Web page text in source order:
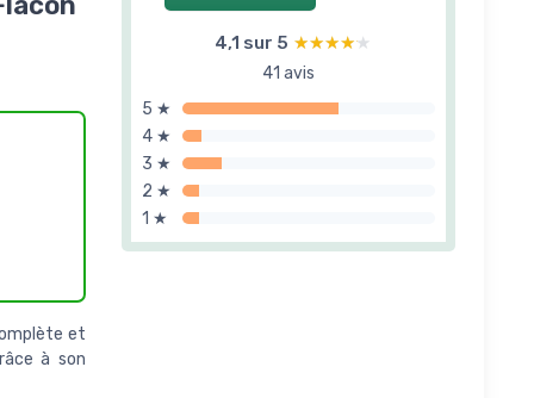
4,1 sur 5 ★★★★★
★★★★★
41 avis
5 ★
4 ★
3 ★
2 ★
1 ★
et
à son